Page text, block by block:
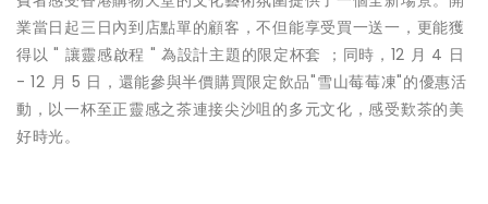
業當日起三日內到店點單的顧客，不但能享受買一送一，更能獲
得以 " 讓靈感啟程 " 為設計主題的限定杯套 ；同時，12 月 4 日
- 12 月 5 日，還能參與半價購買限定飲品"雪山莓莓凍"的優惠活
動，以一杯至正靈感之茶連接尖沙咀的多元文化，感受歎茶的美
好時光。